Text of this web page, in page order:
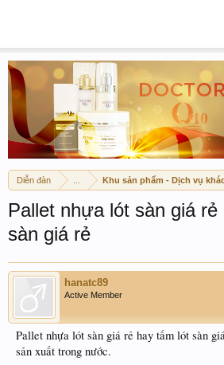
Diễn đàn Khu sản phẩm - Dịch vụ
Pallet nhựa lót sàn giá
sàn giá rẻ
hanatc89
Active Member
Pallet nhựa lót sàn giá rẻ hay tấm lót sàn
sản xuất trong nước.